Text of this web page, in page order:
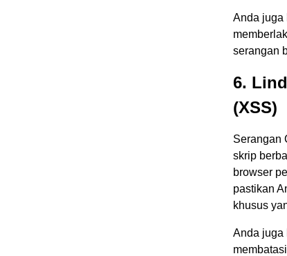
Anda juga
serangan
6.
(XSS)
Serangan
skrip
browser
pastikan
khusus
Anda juga